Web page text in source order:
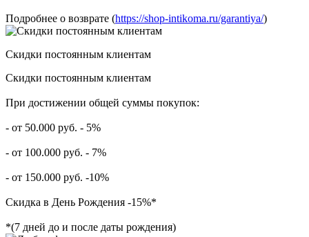
Подробнее о возврате (https://shop-intikoma.ru/garantiya/)
Скидки постоянным клиентам
Скидки постоянным клиентам
При достижении общей суммы покупок:
- от 50.000 руб. - 5%
- от 100.000 руб. - 7%
- от 150.000 руб. -10%
Скидка в День Рождения -15%*
*(7 дней до и после даты рождения)